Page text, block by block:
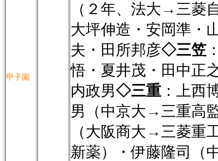
甲子園
（２年、法大→三菱
大坪伸造・安岡準・
夫・田所邦彦◇三笠
悟・夏井茂・田中正
内政男◇三重 ：上西
男（中京大→三重高
（大阪商大→三菱重
新薬）・伊藤隆司（